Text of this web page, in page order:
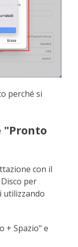
perché si
"Pronto
con il
per
utilizzando
+ Spazio" e